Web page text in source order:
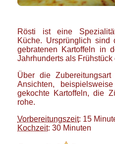
Rösti ist eine
Küche. Ursprünglich
gebratenen Kartoffeln in
Jahrhunderts als Frühstück
Über die
Ansichten,
gekochte Kartoffeln, die
rohe.
Vorbereitungszeit: 15
Kochzeit: 30 Minuten